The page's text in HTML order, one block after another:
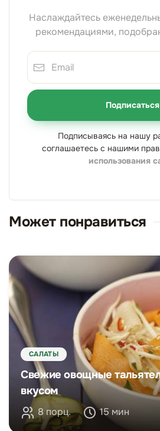
Наслаждайтесь
рекомендациями,
Подписаться
Подписываясь на нашу
соглашаетесь с нашими
использования
Может понравиться
САЛАТЫ
Свежие овощные
вкусом
8 порц. 15 мин